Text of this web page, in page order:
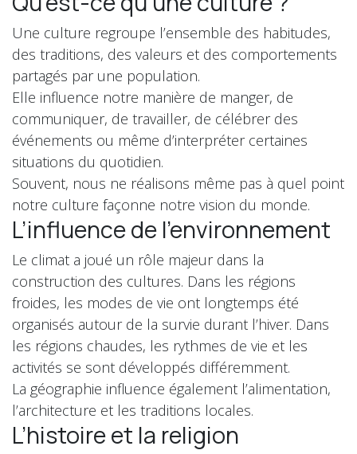
Une culture regroupe l’ensemble des habitudes,
des traditions, des valeurs et des comportements
partagés par une population.
Elle influence notre manière de manger, de
communiquer, de travailler, de célébrer des
événements ou même d’interpréter certaines
situations du quotidien.
Souvent, nous ne réalisons même pas à quel point
notre culture façonne notre vision du monde.
L’influence de l’environnement
Le climat a joué un rôle majeur dans la
construction des cultures. Dans les régions
froides, les modes de vie ont longtemps été
organisés autour de la survie durant l’hiver. Dans
les régions chaudes, les rythmes de vie et les
activités se sont développés différemment.
La géographie influence également l’alimentation,
l’architecture et les traditions locales.
L’histoire et la religion